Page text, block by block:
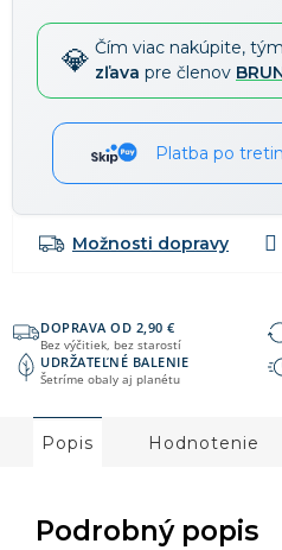
Čím viac nakúpite,
zľava pre členov
Platba po
Možnosti dopravy
DOPRAVA OD 2,90 €
Bez výčitiek, bez starostí
UDRŽATEĽNÉ BALENIE
Šetríme obaly aj planétu
Popis Hodnotenie
Podrobný popis